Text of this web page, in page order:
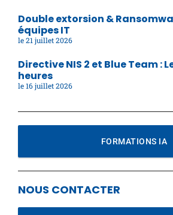
Double extorsion &
équipes IT
21 juillet 2026
Directive NIS 2 et Blue Team :
heures
16 juillet 2026
FORMATIONS IA
NOUS CONTACTER